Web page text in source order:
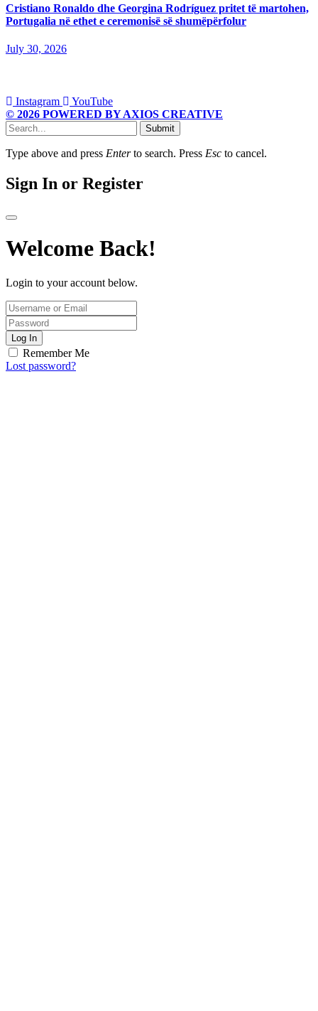
Cristiano Ronaldo dhe Georgina Rodríguez pritet të martohen,
Portugalia në ethet e ceremonisë së shumëpërfolur
July 30, 2026
Instagram
YouTube
© 2026 POWERED BY AXIOS CREATIVE
Submit
Type above and press Enterto search. Press Esc to cancel.
Sign In or Register
Welcome Back!
Login to your account below.
Log In
Remember Me
Lost password?